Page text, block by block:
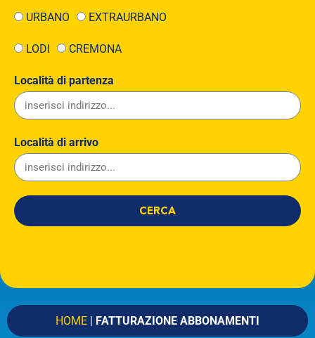
URBANO EXTRAURBANO
LODI CREMONA
Località di partenza
Località di arrivo
CERCA
Linea
Partenza
HOME FATTURAZIONE ABBONAMENTI